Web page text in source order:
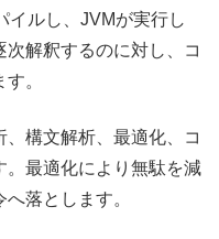
イルし、JVMが実行し
解釈するのに対し、コ
。
構文解析、最適化、コ
。最適化により無駄を減
落とします。